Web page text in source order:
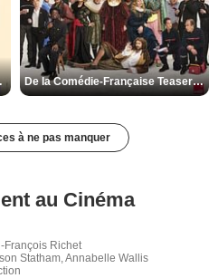
VF De la Comédie-Française Teaser VF
à ne pas manquer
au Cinéma
François Richet
Statham, Annabelle Wallis